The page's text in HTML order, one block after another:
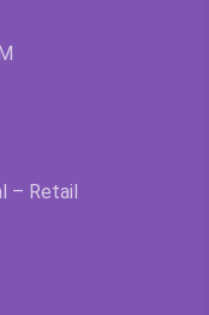
– Retail